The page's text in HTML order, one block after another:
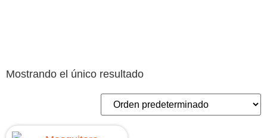
Mostrando el único resultado